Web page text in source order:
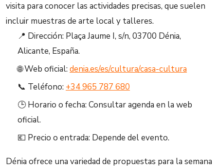
visita para conocer las actividades precisas, que suelen
incluir muestras de arte local y talleres.
📍 Dirección: Plaça Jaume I, s/n, 03700 Dénia,
Alicante, España.
🌐 Web oficial:denia.es/es/cultura/casa-cultura
📞 Teléfono: +34 965 787 680
🕒 Horario o fecha: Consultar agenda en la web
oficial.
💶 Precio o entrada: Depende del evento.
Dénia ofrece una variedad de propuestas para la semana